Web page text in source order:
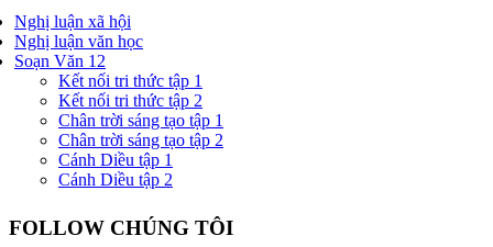
Nghị luận xã hội
Nghị luận văn học
Soạn Văn 12
Kết nối tri thức tập 1
Kết nối tri thức tập 2
Chân trời sáng tạo tập 1
Chân trời sáng tạo tập 2
Cánh Diều tập 1
Cánh Diều tập 2
FOLLOW CHÚNG TÔI